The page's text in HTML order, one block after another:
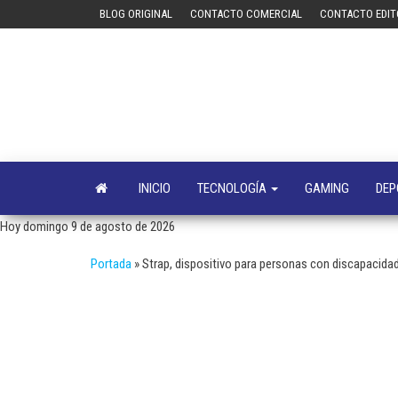
BLOG ORIGINAL CONTACTO COMERCIAL CONTACTO
INICIO TECNOLOGÍA GAMING
Hoy domingo 9 de agosto de 2026
Portada »Strap, dispositivo para personas con